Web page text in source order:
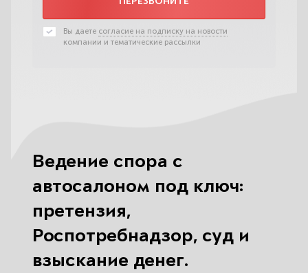
Вы даете согласие на подписку на новости
компании и тематические рассылки
Ведение спора с
автосалоном под ключ:
претензия,
Роспотребнадзор, суд и
взыскание денег.